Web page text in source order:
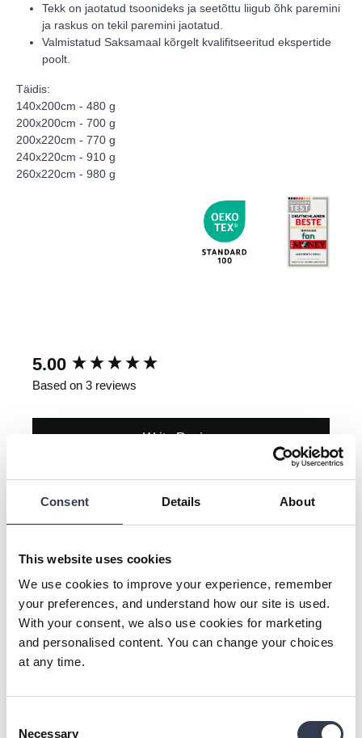
Consent Details About
This website uses cookies
We use cookies to improve your experience, remember
your preferences, and understand how our site is used.
With your consent, we also use cookies for marketing
and personalised content. You can change your choices
at any time.
Necessary
Tekk on jaotatud tsoonideks ja seetõttu liigub õhk paremini
ja raskus on tekil paremini jaotatud.
Valmistatud Saksamaal kõrgelt kvalifitseeritud ekspertide
poolt.
Täidis:
140x200cm - 480 g
200x200cm - 700 g
200x220cm - 770 g
240x220cm - 910 g
260x220cm - 980 g
5.00
Based on 3 reviews
Write Review
Our Customers Say
Sort
Search:
New content loaded